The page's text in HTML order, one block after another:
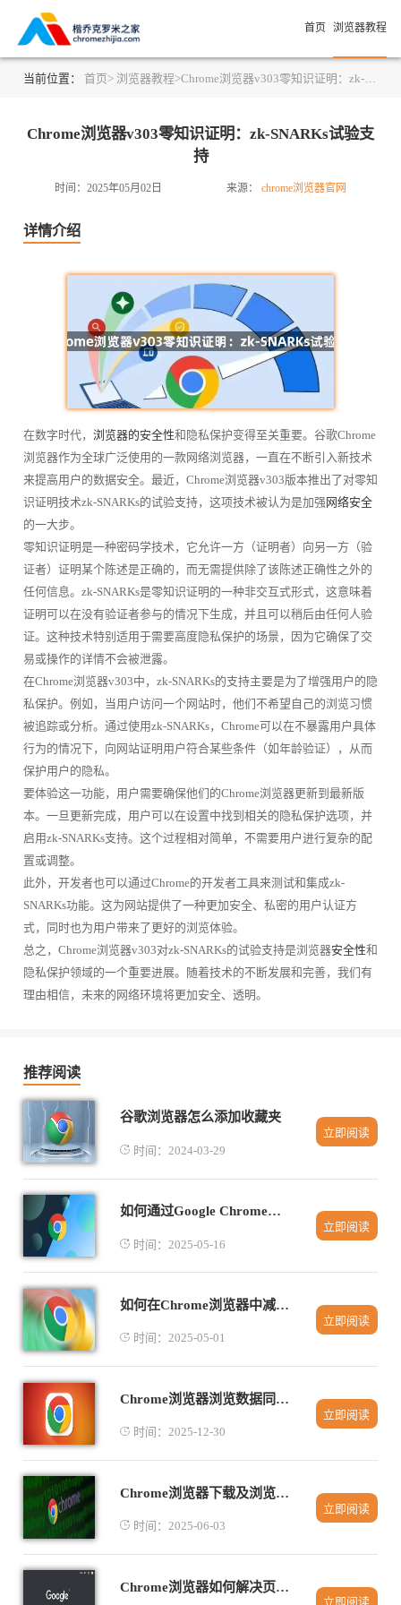
首页 浏览器教程
当前位置： 首页> 浏览器教程>Chrome浏览器v303零知识证明：zk-SNARKs试验支持
Chrome浏览器v303零知识证明：zk-SNARKs试验支
持
时间：2025年05月02日 来源： chrome浏览器官网
详情介绍
在数字时代， 浏览器的安全性和隐私保护变得至关重要。谷歌Chrome
浏览器作为全球广泛使用的一款网络浏览器，一直在不断引入新技术
来提高用户的数据安全。最近，Chrome浏览器v303版本推出了对零知
识证明技术zk-SNARKs的试验支持，这项技术被认为是加强 网络安全
的一大步。
零知识证明是一种密码学技术，它允许一方（证明者）向另一方（验
证者）证明某个陈述是正确的，而无需提供除了该陈述正确性之外的
任何信息。zk-SNARKs是零知识证明的一种非交互式形式，这意味着
证明可以在没有验证者参与的情况下生成，并且可以稍后由任何人验
证。这种技术特别适用于需要高度隐私保护的场景，因为它确保了交
易或操作的详情不会被泄露。
在Chrome浏览器v303中，zk-SNARKs的支持主要是为了增强用户的隐
私保护。例如，当用户访问一个网站时，他们不希望自己的浏览习惯
被追踪或分析。通过使用zk-SNARKs，Chrome可以在不暴露用户具体
行为的情况下，向网站证明用户符合某些条件（如年龄验证），从而
保护用户的隐私。
要体验这一功能，用户需要确保他们的Chrome浏览器更新到最新版
本。一旦更新完成，用户可以在设置中找到相关的隐私保护选项，并
启用zk-SNARKs支持。这个过程相对简单，不需要用户进行复杂的配
置或调整。
此外，开发者也可以通过Chrome的开发者工具来测试和集成zk-
SNARKs功能。这为网站提供了一种更加安全、私密的用户认证方
式，同时也为用户带来了更好的浏览体验。
总之，Chrome浏览器v303对zk-SNARKs的试验支持是浏览器安全性和
隐私保护领域的一个重要进展。随着技术的不断发展和完善，我们有
理由相信，未来的网络环境将更加安全、透明。
推荐阅读
谷歌浏览器怎么添加收藏夹
时间：2024-03-29
立即阅读
如何通过Google Chrome优化图片和视频的加载顺序
时间：2025-05-16
立即阅读
如何在Chrome浏览器中减少页面重定向时间
时间：2025-05-01
立即阅读
Chrome浏览器浏览数据同步异常快速排查解决教程
时间：2025-12-30
立即阅读
Chrome浏览器下载及浏览器启动速度提升技巧
时间：2025-06-03
立即阅读
Chrome浏览器如何解决页面内容失真
立即阅读